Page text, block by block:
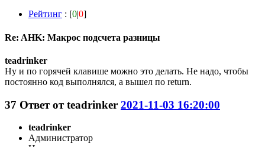
Рейтинг : [0|0]
Re: AHK: Макрос подсчета разницы
teadrinker
Ну и по горячей клавише можно это делать. Не надо, чтобы
постоянно код выполнялся, а вышел по return.
37 Ответ отteadrinker 2021-11-03 16:20:00
teadrinker
Администратор